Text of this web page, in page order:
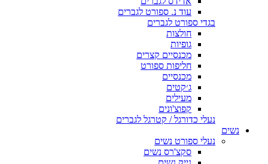
עוד נ. ספורט לגברים
בגדי ספורט לגברים
חולצות
גופיות
מכנסיים קצרים
חליפות ספורט
מכנסיים
ג׳קטים
מעילים
קפוצ'ונים
נעלי כדורגל / קטרגל לגברים
נשים
נעלי ספורט נשים
סקצ'רס נשים